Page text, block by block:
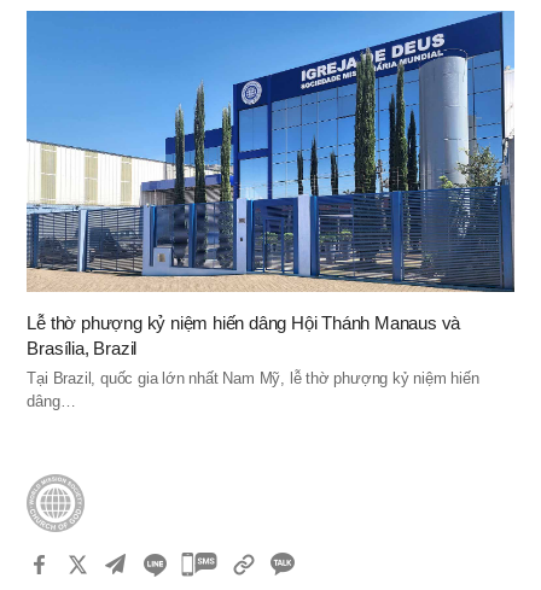
Lễ thờ phượng kỷ niệm hiến dâng Hội Thánh Manaus và
Brasília, Brazil
Tại Brazil, quốc gia lớn nhất Nam Mỹ, lễ thờ phượng kỷ niệm hiến
dâng…
카